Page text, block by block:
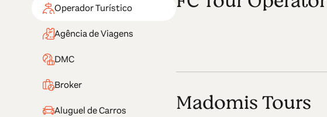
Operador Turístico
Agência de Viagens
DMC
Broker
Aluguel de Carros Madomis Tours